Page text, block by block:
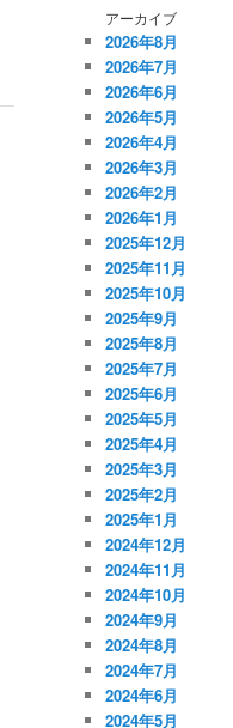
アーカイブ
2026年8月
2026年7月
2026年6月
2026年5月
2026年4月
2026年3月
2026年2月
2026年1月
2025年12月
2025年11月
2025年10月
2025年9月
2025年8月
2025年7月
2025年6月
2025年5月
2025年4月
2025年3月
2025年2月
2025年1月
2024年12月
2024年11月
2024年10月
2024年9月
2024年8月
2024年7月
2024年6月
2024年5月